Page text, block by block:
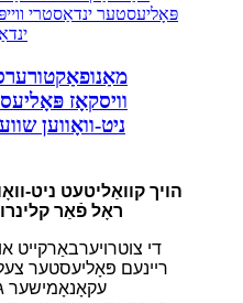
וויסקאָז
ניט-וואָווען
הויך קוואַליטעט ניט-
ראָל פֿאַר
די צוטרויערבאַרקייט
ריינעם פּאָליעסטער
עקאָנאָמישער